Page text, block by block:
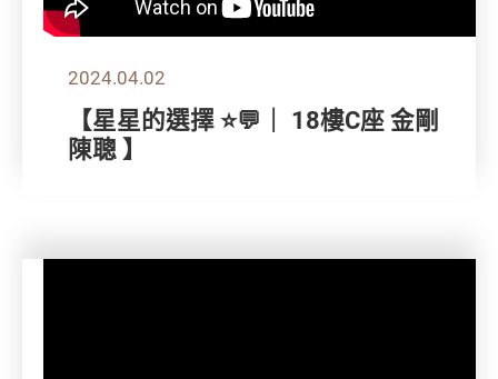
2024.04.02
【星星的選擇 ⭐💬｜ 18樓C座 金剛
陳聰 】